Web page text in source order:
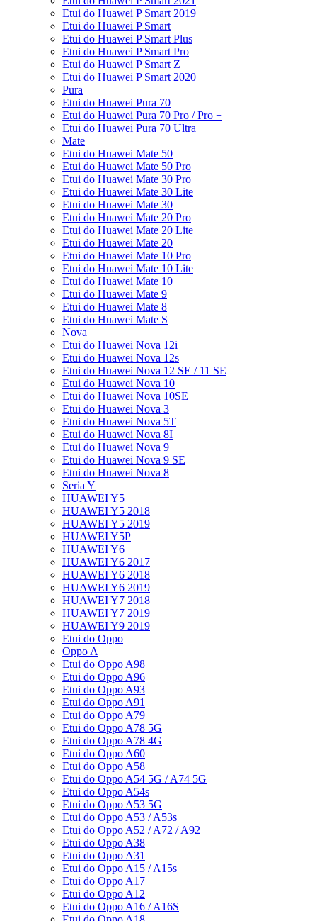
Etui do Huawei P Smart 2019
Etui do Huawei P Smart
Etui do Huawei P Smart Plus
Etui do Huawei P Smart Pro
Etui do Huawei P Smart Z
Etui do Huawei P Smart 2020
Pura
Etui do Huawei Pura 70
Etui do Huawei Pura 70 Pro / Pro +
Etui do Huawei Pura 70 Ultra
Mate
Etui do Huawei Mate 50
Etui do Huawei Mate 50 Pro
Etui do Huawei Mate 30 Pro
Etui do Huawei Mate 30 Lite
Etui do Huawei Mate 30
Etui do Huawei Mate 20 Pro
Etui do Huawei Mate 20 Lite
Etui do Huawei Mate 20
Etui do Huawei Mate 10 Pro
Etui do Huawei Mate 10 Lite
Etui do Huawei Mate 10
Etui do Huawei Mate 9
Etui do Huawei Mate 8
Etui do Huawei Mate S
Nova
Etui do Huawei Nova 12i
Etui do Huawei Nova 12s
Etui do Huawei Nova 12 SE / 11 SE
Etui do Huawei Nova 10
Etui do Huawei Nova 10SE
Etui do Huawei Nova 3
Etui do Huawei Nova 5T
Etui do Huawei Nova 8I
Etui do Huawei Nova 9
Etui do Huawei Nova 9 SE
Etui do Huawei Nova 8
Seria Y
HUAWEI Y5
HUAWEI Y5 2018
HUAWEI Y5 2019
HUAWEI Y5P
HUAWEI Y6
HUAWEI Y6 2017
HUAWEI Y6 2018
HUAWEI Y6 2019
HUAWEI Y7 2018
HUAWEI Y7 2019
HUAWEI Y9 2019
Etui do Oppo
Oppo A
Etui do Oppo A98
Etui do Oppo A96
Etui do Oppo A93
Etui do Oppo A91
Etui do Oppo A79
Etui do Oppo A78 5G
Etui do Oppo A78 4G
Etui do Oppo A60
Etui do Oppo A58
Etui do Oppo A54 5G / A74 5G
Etui do Oppo A54s
Etui do Oppo A53 5G
Etui do Oppo A53 / A53s
Etui do Oppo A52 / A72 / A92
Etui do Oppo A38
Etui do Oppo A31
Etui do Oppo A15 / A15s
Etui do Oppo A17
Etui do Oppo A12
Etui do Oppo A16 / A16S